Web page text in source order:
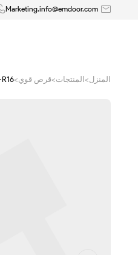
10.1
Marketing.info@emdoor.com
المنزل> المنتجات>قرص قوي>